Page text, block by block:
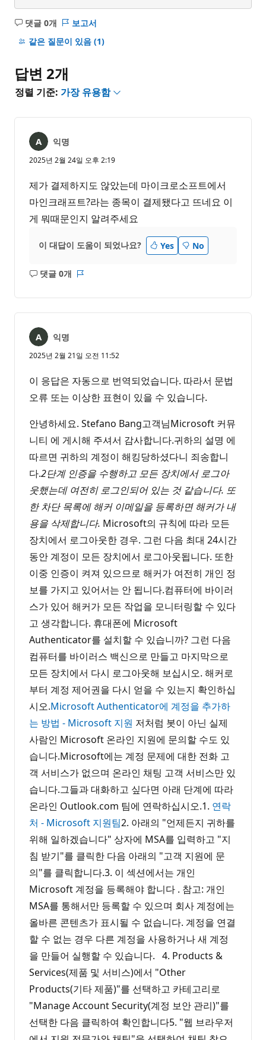
댓글 0개
설
명
음
보고서
같은 질문이 있음 (1)
답변 2개
정렬 기준: 가장 유용함
익명
2025년 2월 24일 오후 2:19
제가 결제하지도 않았는데 마이크로소프트에서
마인크래프트?라는 종목이 결제됐다고 뜨네요 이
게 뭐때문인지 알려주세요
이 대답이 도움이 되었나요? Yes No
댓글 0개
설
음
익명
2025년 2월 21일 오전 11:52
이 응답은 자동으로 번역되었습니다. 따라서 문법
오류 또는 이상한 표현이 있을 수 있습니다.
안녕하세요. Stefano Bang고객님Microsoft 커뮤
니티 에 게시해 주셔서 감사합니다.귀하의 설명 에
따르면 귀하의 계정이 해킹당하셨다니 죄송합니
다.2단계 인증을 수행하고 모든 장치에서 로그아
웃했는데 여전히 로그인되어 있는 것 같습니다. 또
한 차단 목록에 해커 이메일을 등록하면 해커가 내
용을 삭제합니다. Microsoft의 규칙에 따라 모든
장치에서 로그아웃한 경우. 그런 다음 최대 24시간
동안 계정이 모든 장치에서 로그아웃됩니다. 또한
이중 인증이 켜져 있으므로 해커가 여전히 개인 정
보를 가지고 있어서는 안 됩니다.컴퓨터에 바이러
스가 있어 해커가 모든 작업을 모니터링할 수 있다
고 생각합니다. 휴대폰에 Microsoft
Authenticator를 설치할 수 있습니까? 그런 다음
컴퓨터를 바이러스 백신으로 만들고 마지막으로
모든 장치에서 다시 로그아웃해 보십시오. 해커로
부터 계정 제어권을 다시 얻을 수 있는지 확인하십
시오.Microsoft Authenticator에 계정을 추가하
는 방법 - Microsoft 지원 저처럼 봇이 아닌 실제
사람인 Microsoft 온라인 지원에 문의할 수도 있
습니다.Microsoft에는 계정 문제에 대한 전화 고
객 서비스가 없으며 온라인 채팅 고객 서비스만 있
습니다.그들과 대화하고 싶다면 아래 단계에 따라
온라인 Outlook.com 팀에 연락하십시오.1. 연락
처 - Microsoft 지원팀2. 아래의 "언제든지 귀하를
위해 일하겠습니다" 상자에 MSA를 입력하고 "지
침 받기"를 클릭한 다음 아래의 "고객 지원에 문
의"를 클릭합니다.3. 이 섹션에서는 개인
Microsoft 계정을 등록해야 합니다 . 참고: 개인
MSA를 통해서만 등록할 수 있으며 회사 계정에는
올바른 콘텐츠가 표시될 수 없습니다. 계정을 연결
할 수 없는 경우 다른 계정을 사용하거나 새 계정
을 만들어 실행할 수 있습니다. 4. Products &
Services(제품 및 서비스)에서 "Other
Products(기타 제품)"를 선택하고 카테고리로
"Manage Account Security(계정 보안 관리)"를
선택한 다음 클릭하여 확인합니다5. "웹 브라우저